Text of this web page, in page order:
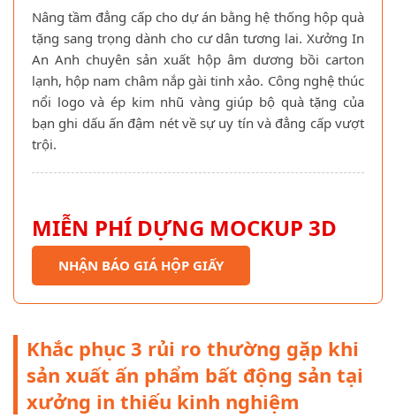
Nâng tầm đẳng cấp cho dự án bằng hệ thống hộp quà
tặng sang trọng dành cho cư dân tương lai. Xưởng In
An Anh chuyên sản xuất hộp âm dương bồi carton
lạnh, hộp nam châm nắp gài tinh xảo. Công nghệ thúc
nổi logo và ép kim nhũ vàng giúp bộ quà tặng của
bạn ghi dấu ấn đậm nét về sự uy tín và đẳng cấp vượt
trội.
MIỄN PHÍ DỰNG MOCKUP 3D
NHẬN BÁO GIÁ HỘP GIẤY
Khắc phục 3 rủi ro thường gặp khi
sản xuất ấn phẩm bất động sản tại
xưởng in thiếu kinh nghiệm